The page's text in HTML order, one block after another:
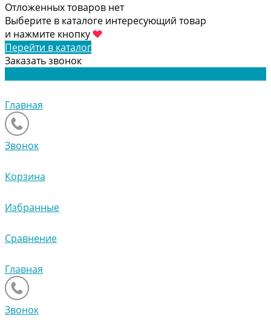
Отложенных товаров нет
Выберите в каталоге интересующий товар
и нажмите кнопку
Перейти в каталог
Заказать звонок
Главная
Звонок
Корзина
Избранные
Сравнение
Главная
Звонок